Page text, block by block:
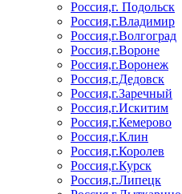
Россия,г. Подольск
Россия,г.Владимир
Россия,г.Волгоград
Россия,г.Вороне
Россия,г.Воронеж
Россия,г.Дедовск
Россия,г.Заречный
Россия,г.Искитим
Россия,г.Кемерово
Россия,г.Клин
Россия,г.Королев
Россия,г.Курск
Россия,г.Липецк